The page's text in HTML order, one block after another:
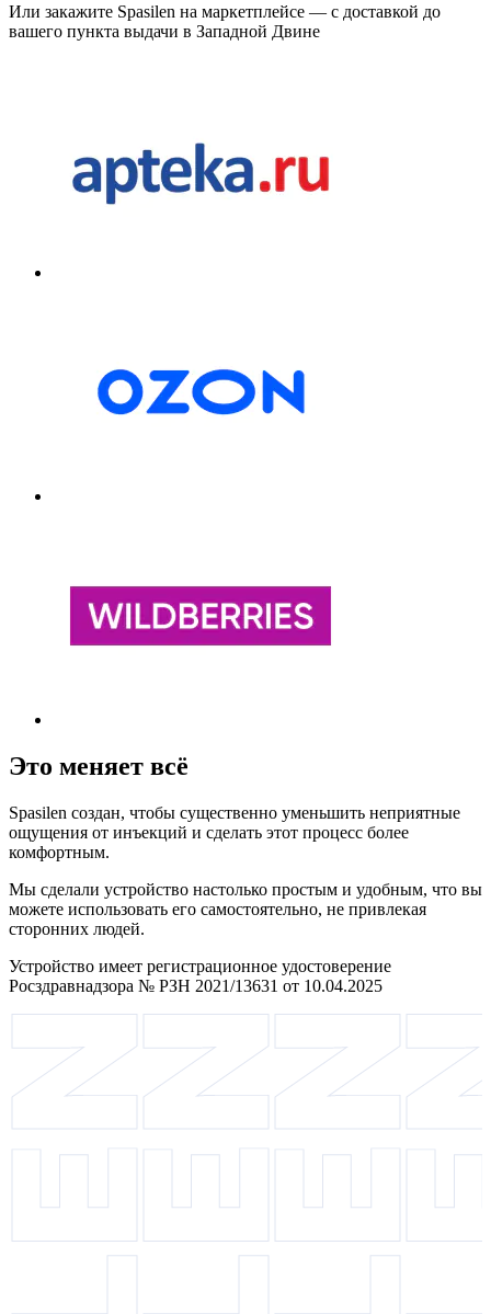
Или закажите Spasilen на маркетплейсе — с доставкой до
вашего пункта выдачи в Западной Двине
Это меняет всё
Spasilen создан, чтобы существенно уменьшить неприятные
ощущения от инъекций и сделать этот процесс более
комфортным.
Мы сделали устройство настолько простым и удобным, что вы
можете использовать его самостоятельно, не привлекая
сторонних людей.
Устройство имеет регистрационное удостоверение
Росздравнадзора № РЗН 2021/13631 от 10.04.2025